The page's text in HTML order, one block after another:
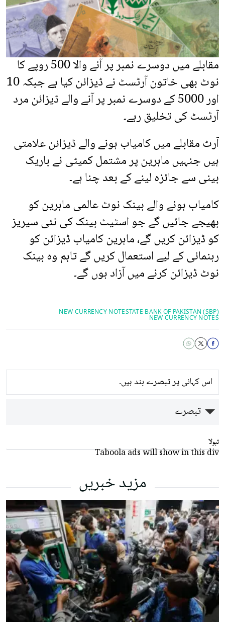
مقابلے میں دوسرے نمبر پر آنے والا 500 روپے کا
نوٹ بھی خاتون آرٹسٹ نے ڈیزائن کیا ہے جبکہ 10
اور 5000 کے دوسرے نمبر پر آنے والے ڈیزائن مرد
آرٹسٹ کی تخلیق رہے۔
آرٹ مقابلے میں کامیاب ہونے والے ڈیزائن علامتی
ہیں جنہیں ماہرین پر مشتمل کمیٹی نے باریک
بینی سے جائزہ لینے کے بعد چنا ہے۔
کامیاب ہونے والے بینک نوٹ عالمی ماہرین کو
بھیجے جائیں گے جو اسٹیٹ بینک کی نئی سیریز
کو ڈیزائن کریں گے، ماہرین کامیاب ڈیزائن کو
رہنمائی کے لیے استعمال کریں گے تاہم وہ بینک
نوٹ ڈیزائن کرنے میں آزاد ہوں گے۔
STATE BANK OF PAKISTAN (SBP)
NEW CURRENCY NOTE
NEW CURRENCY NOTES
اس کہانی پر تبصرے بند ہیں۔
تبصرے
تبولا
Taboola ads will show in this div
مزید خبریں